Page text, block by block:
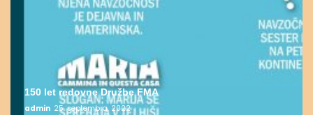
150 let redovne Družbe FMA
admin 25. septembra, 2022